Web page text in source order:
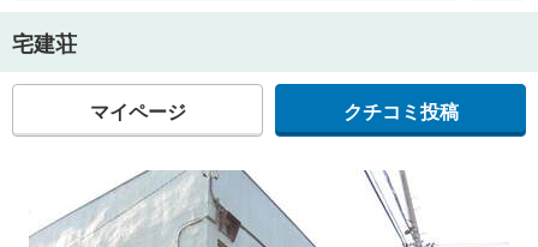
宅建荘
マイページ クチコミ投稿